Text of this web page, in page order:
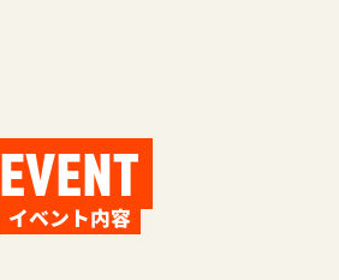
EVENT
イベント内容